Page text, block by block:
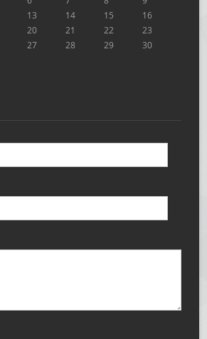
13 14 15
16
20 21 22
23
27 28 29
30